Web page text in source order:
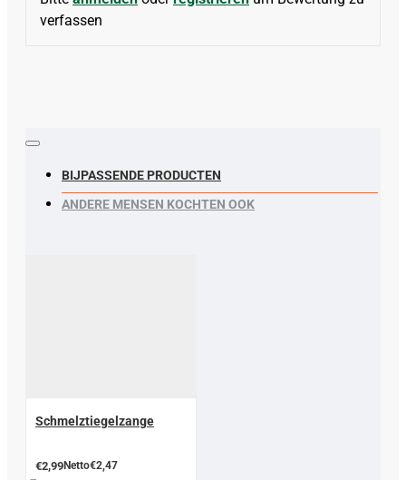
verfassen
BIJPASSENDE PRODUCTEN
ANDERE MENSEN KOCHTEN OOK
Schmelztiegelzange
€2,99Netto€2,47